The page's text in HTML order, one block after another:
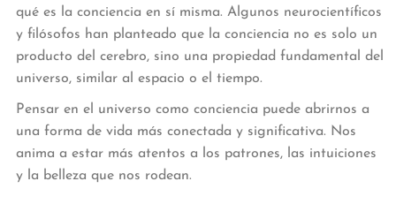
qué es la conciencia en sí misma. Algunos neurocientíficos
y filósofos han planteado que la conciencia no es solo un
producto del cerebro, sino una propiedad fundamental del
universo, similar al espacio o el tiempo.
Pensar en el universo como conciencia puede abrirnos a
una forma de vida más conectada y significativa. Nos
anima a estar más atentos a los patrones, las intuiciones
y la belleza que nos rodean.